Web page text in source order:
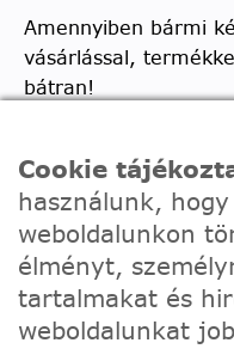
Amennyiben bármi
vásárlással,
bátran!
Ügyfélszolgálati e-
Egyedi képes
egyedi@festede.hu
Facebook
Csatlakozz 19.000
Cookie
használunk,
weboldalunkon
élményt,
tartalmakat és
weboldalunkat